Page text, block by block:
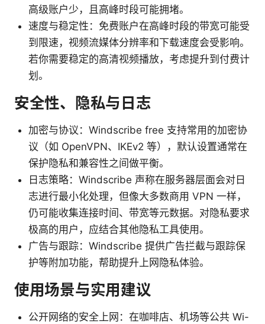
高级账户少，且高峰时段可能拥堵。
速度与稳定性：免费账户在高峰时段的带宽可能受
到限速，视频流媒体分辨率和下载速度会受影响。
若你需要稳定的高清视频播放，考虑提升到付费计
划。
安全性、隐私与日志
加密与协议：Windscribe free 支持常用的加密协
议（如 OpenVPN、IKEv2 等），默认设置通常在
保护隐私和兼容性之间做平衡。
日志策略：Windscribe 声称在服务器层面会对日
志进行最小化处理，但像大多数商用 VPN 一样，
仍可能收集连接时间、带宽等元数据。对隐私要求
极高的用户，应结合其他隐私工具使用。
广告与跟踪：Windscribe 提供广告拦截与跟踪保
护等附加功能，帮助提升上网隐私体验。
使用场景与实用建议
公开网络的安全上网：在咖啡店、机场等公共 Wi-